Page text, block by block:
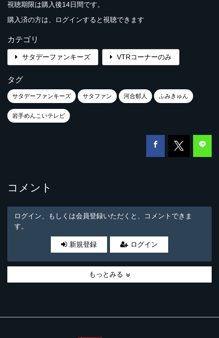
視聴期限は購入後14日間です。
購入済の方は、ログインすると視聴できます
カテゴリ
サタデーファンキーズ VTRコーナーのみ
タグ
サタデーファンキーズ サタファン 河合郁人 ふみきゅん
岩手めんこいテレビ
コメント
ログイン、もしくは会員登録いただくと、コメントできま
す。
新規登録 ログイン
もっとみる